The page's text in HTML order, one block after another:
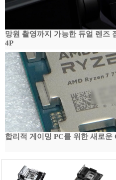
망원 촬영까지 가능한 듀얼 렌즈
4P
합리적 게이밍 PC를 위한 새로